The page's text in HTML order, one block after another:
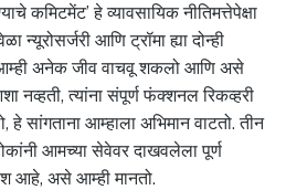
कमिटमेंट’ हे व्यावसायिक नीतिमत्तेपेक्षा
आणि ट्रॉमा ह्या दोन्ही
अनेक जीव वाचवू शकलो आणि असे
नव्हती, त्यांना संपूर्ण फंक्शनल रिकव्हरी
सांगताना आम्हाला अभिमान वाटतो. तीन
आमच्या सेवेवर दाखवलेला पूर्ण
आहे, असे आम्ही मानतो.